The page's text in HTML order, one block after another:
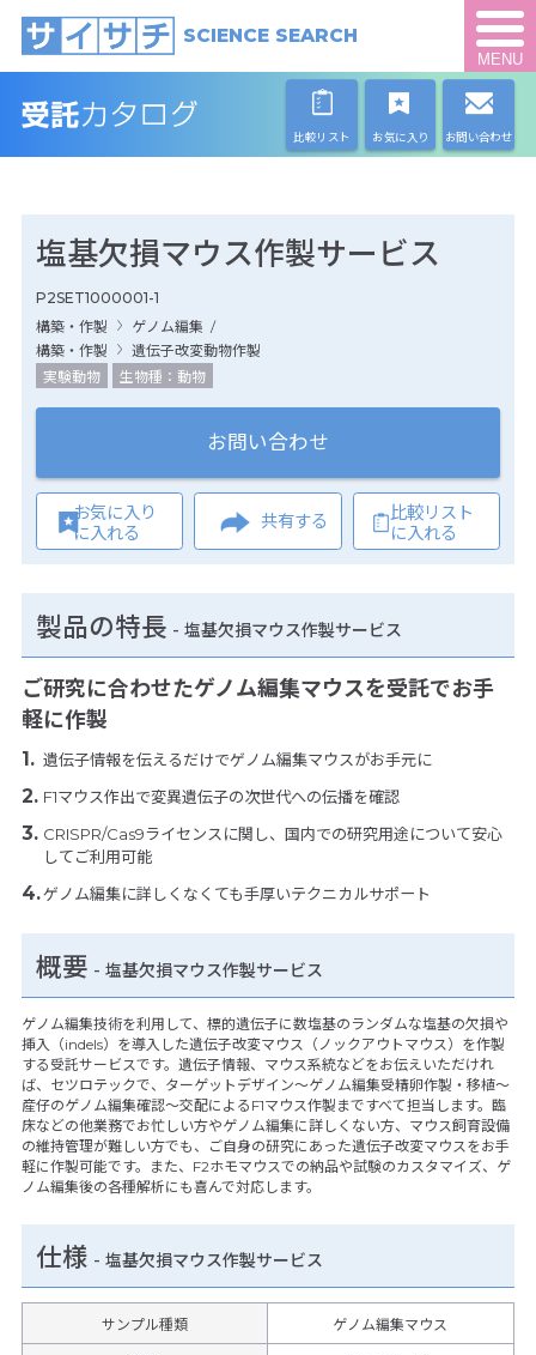
SCIENCE SEARCH
MENU
比較リスト お気に入り お問い合わせ
塩基欠損マウス作製サービス
P2SET1000001-1
構築・作製
ゲノム編集 /
構築・作製
遺伝子改変動物作製
実験動物
生物種：動物
お問い合わせ
お気に入り
に入れる
共有する
比較リスト
に入れる
製品の特長 - 塩基欠損マウス作製サービス
ご研究に合わせたゲノム編集マウスを受託でお手
軽に作製
遺伝子情報を伝えるだけでゲノム編集マウスがお手元に
F1マウス作出で変異遺伝子の次世代への伝播を確認
CRISPR/Cas9ライセンスに関し、国内での研究用途について安心
してご利用可能
ゲノム編集に詳しくなくても手厚いテクニカルサポート
概要 - 塩基欠損マウス作製サービス
ゲノム編集技術を利用して、標的遺伝子に数塩基のランダムな塩基の欠損や
挿入（indels）を導入した遺伝子改変マウス（ノックアウトマウス）を作製
する受託サービスです。遺伝子情報、マウス系統などをお伝えいただけれ
ば、セツロテックで、ターゲットデザイン～ゲノム編集受精卵作製・移植～
産仔のゲノム編集確認～交配によるF1マウス作製まですべて担当します。臨
床などの他業務でお忙しい方やゲノム編集に詳しくない方、マウス飼育設備
の維持管理が難しい方でも、ご自身の研究にあった遺伝子改変マウスをお手
軽に作製可能です。また、F2ホモマウスでの納品や試験のカスタマイズ、ゲ
ノム編集後の各種解析にも喜んで対応します。
仕様 - 塩基欠損マウス作製サービス
サンプル種類 ゲノム編集マウス